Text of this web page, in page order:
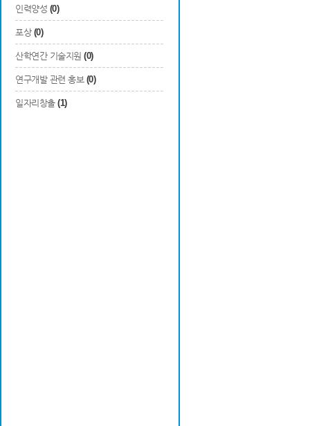
인력양성 (0)
포상 (0)
산학연간 기술지원 (0)
연구개발 관련 홍보 (0)
일자리창출 (1)